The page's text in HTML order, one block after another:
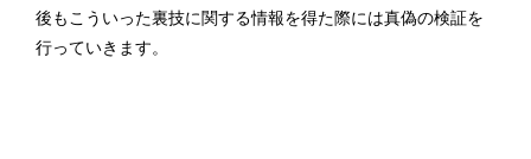
後もこういった裏技に関する情報を得た際には真偽の検証を
行っていきます。